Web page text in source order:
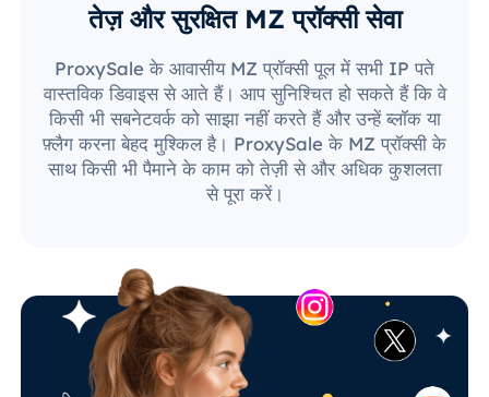
तेज़ और सुरक्षित MZ प्रॉक्सी सेवा
ProxySale के आवासीय MZ प्रॉक्सी पूल में सभी IP पते
वास्तविक डिवाइस से आते हैं। आप सुनिश्चित हो सकते हैं कि वे
किसी भी सबनेटवर्क को साझा नहीं करते हैं और उन्हें ब्लॉक या
फ़्लैग करना बेहद मुश्किल है। ProxySale के MZ प्रॉक्सी के
साथ किसी भी पैमाने के काम को तेज़ी से और अधिक कुशलता
से पूरा करें।